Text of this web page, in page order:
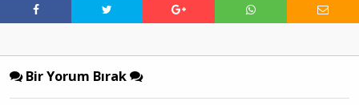
Bir Yorum Bırak